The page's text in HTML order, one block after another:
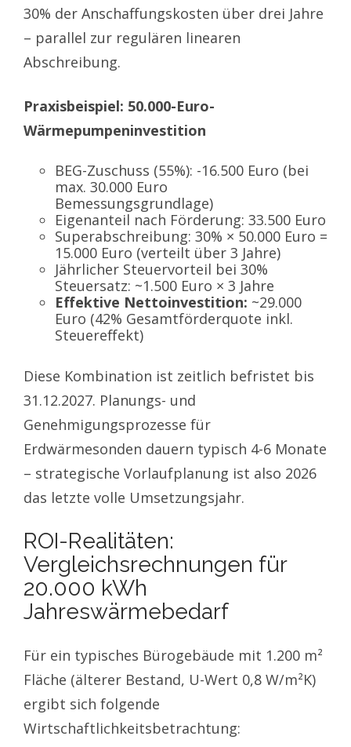
30% der Anschaffungskosten über drei Jahre
– parallel zur regulären linearen
Abschreibung.
Praxisbeispiel: 50.000-Euro-
Wärmepumpeninvestition
BEG-Zuschuss (55%): -16.500 Euro (bei
max. 30.000 Euro
Bemessungsgrundlage)
Eigenanteil nach Förderung: 33.500 Euro
Superabschreibung: 30% × 50.000 Euro =
15.000 Euro (verteilt über 3 Jahre)
Jährlicher Steuervorteil bei 30%
Steuersatz: ~1.500 Euro × 3 Jahre
Effektive Nettoinvestition: ~29.000
Euro (42% Gesamtförderquote inkl.
Steuereffekt)
Diese Kombination ist zeitlich befristet bis
31.12.2027. Planungs- und
Genehmigungsprozesse für
Erdwärmesonden dauern typisch 4-6 Monate
– strategische Vorlaufplanung ist also 2026
das letzte volle Umsetzungsjahr.
ROI-Realitäten:
Vergleichsrechnungen für
20.000 kWh
Jahreswärmebedarf
Für ein typisches Bürogebäude mit 1.200 m²
Fläche (älterer Bestand, U-Wert 0,8 W/m²K)
ergibt sich folgende
Wirtschaftlichkeitsbetrachtung: